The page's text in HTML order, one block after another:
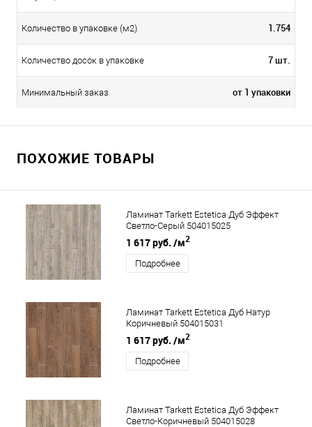
Количество в упаковке (м2) 1.754
Количество досок в упаковке 7 шт.
Минимальный заказ от 1 упаковки
ПОХОЖИЕ ТОВАРЫ
Ламинат Tarkett Estetica Дуб Эффект
Светло-Серый 504015025
1 617 руб. /м2
Подробнее
Ламинат Tarkett Estetica Дуб Натур
Коричневый 504015031
1 617 руб. /м2
Подробнее
Ламинат Tarkett Estetica Дуб Эффект
Светло-Коричневый 504015028